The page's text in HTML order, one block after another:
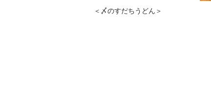
＜〆のすだちうどん＞